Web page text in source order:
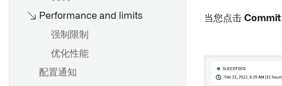
Performance and limits
强制限制
优化性能
配置通知
当您点击 Commit